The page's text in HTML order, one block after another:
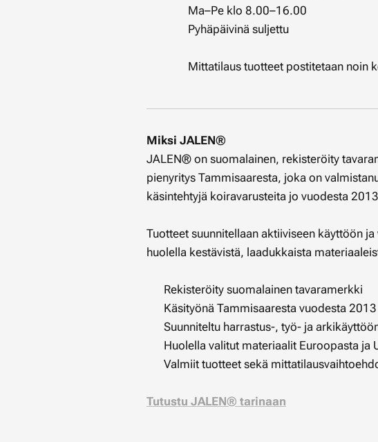
Ma–Pe klo 8.00–16.00
Pyhäpäivinä suljettu
Mittatilaus tuotteet postitetaan noin
Miksi JALEN®
JALEN® on suomalainen, rekisteröity
pienyritys Tammisaaresta, joka on
käsintehtyjä koiravarusteita jo vuodesta
Tuotteet suunnitellaan aktiiviseen käyttöön
huolella kestävistä, laadukkaista
✔ Rekisteröity suomalainen tavaramerkki
✔ Käsityönä Tammisaaresta vuodesta 2013
✔ Suunniteltu harrastus-, työ- ja
✔ Huolella valitut materiaalit Euroopasta ja
✔ Valmiit tuotteet sekä
Tutustu JALEN® tarinaan